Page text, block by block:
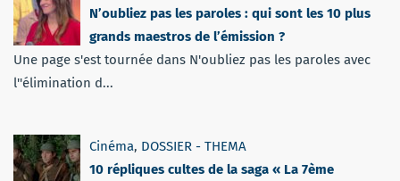
N’oubliez pas les paroles : qui sont les 10 plus
grands maestros de l’émission ?
Une page s'est tournée dans N'oubliez pas les paroles avec
l''élimination d...
Cinéma, DOSSIER - THEMA
10 répliques cultes de la saga « La 7ème